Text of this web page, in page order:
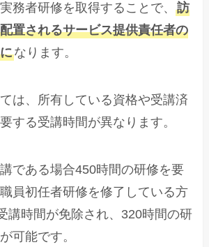
務者研修を取得することで、訪
置されるサービス提供責任者の
なります。
は、所有している資格や受講済
する受講時間が異なります。
である場合450時間の研修を要
員初任者研修を修了している方
講時間が免除され、320時間の研
可能です。